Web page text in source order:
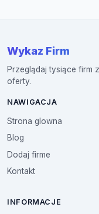
Wykaz Firm
Przeglądaj tysiące firm
oferty.
NAWIGACJA
Strona glowna
Blog
Dodaj firme
Kontakt
INFORMACJE